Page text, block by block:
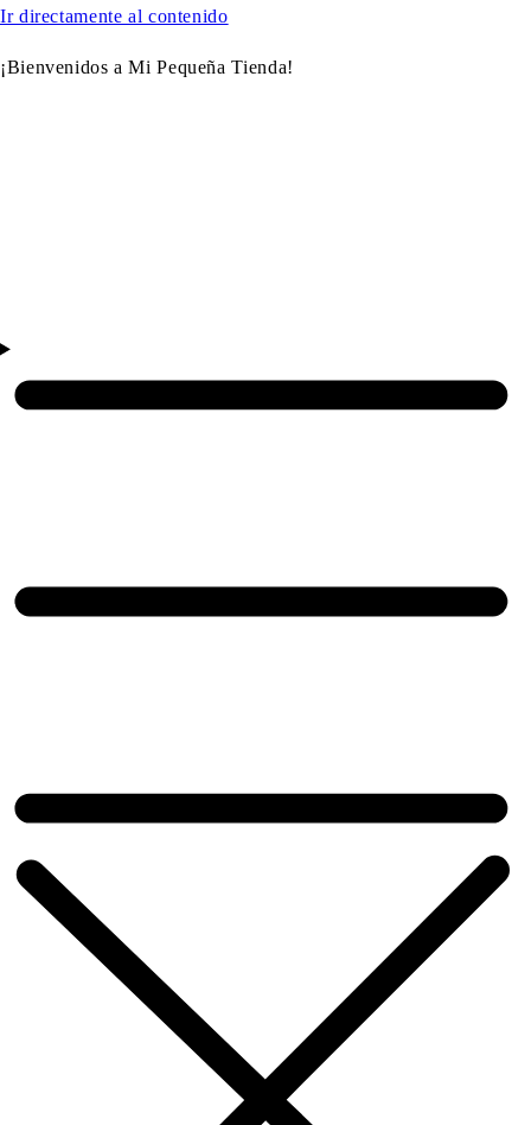
Ir directamente al contenido
¡Bienvenidos a Mi Pequeña Tienda!